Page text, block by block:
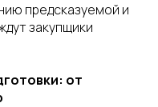
предсказуемой и
закупщики
от